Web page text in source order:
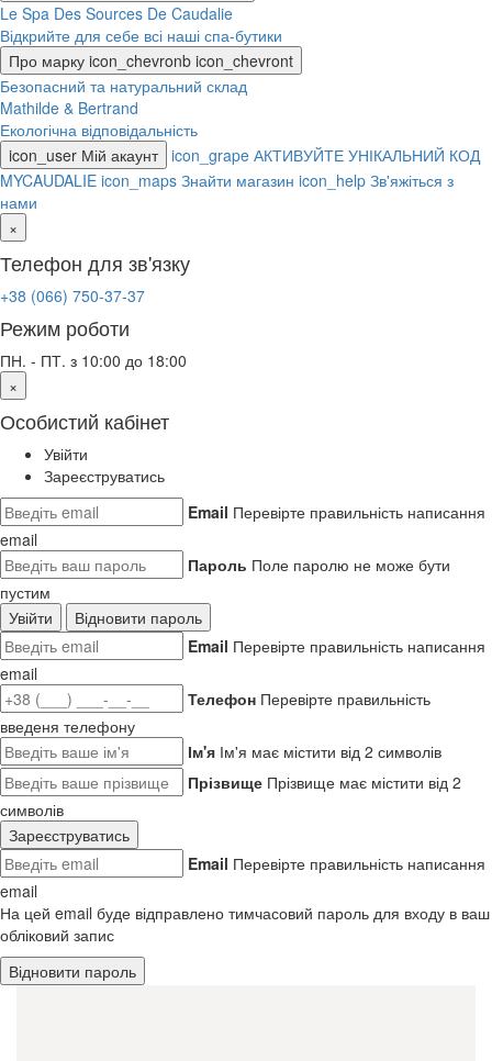
Le Spa Des Sources De Caudalie
Відкрийте для себе всі наші спа-бутики
Про марку icon_chevronb icon_chevront
Безопасний та натуральний склад
Mathilde & Bertrand
Екологічна відповідальність
icon_user Мій акаунт icon_grape АКТИВУЙТЕ УНІКАЛЬНИЙ КОД
MYCAUDALIE icon_maps Знайти магазин icon_help Зв'яжіться з
нами
×
Телефон для зв'язку
+38 (066) 750-37-37
Режим роботи
ПН. - ПТ. з 10:00 до 18:00
×
Особистий кабінет
Увійти
Зареєструватись
Email Перевірте правильність написання
email
Пароль Поле паролю не може бути
пустим
Увійти
Відновити пароль
Email Перевірте правильність написання
email
Телефон Перевірте правильність
введеня телефону
Ім'я Ім'я має містити від 2 символів
Прізвище Прізвище має містити від 2
символів
Зареєструватись
Email Перевірте правильність написання
email
На цей email буде відправлено тимчасовий пароль для входу в ваш
обліковий запис
Відновити пароль